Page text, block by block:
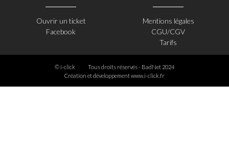
Ouvrir un ticket
Facebook
Mentions légales
CGU/CGV
Tarifs
© i-click
Tous droits réservés - BadNet 2024
Création et développementwww.i-click.fr